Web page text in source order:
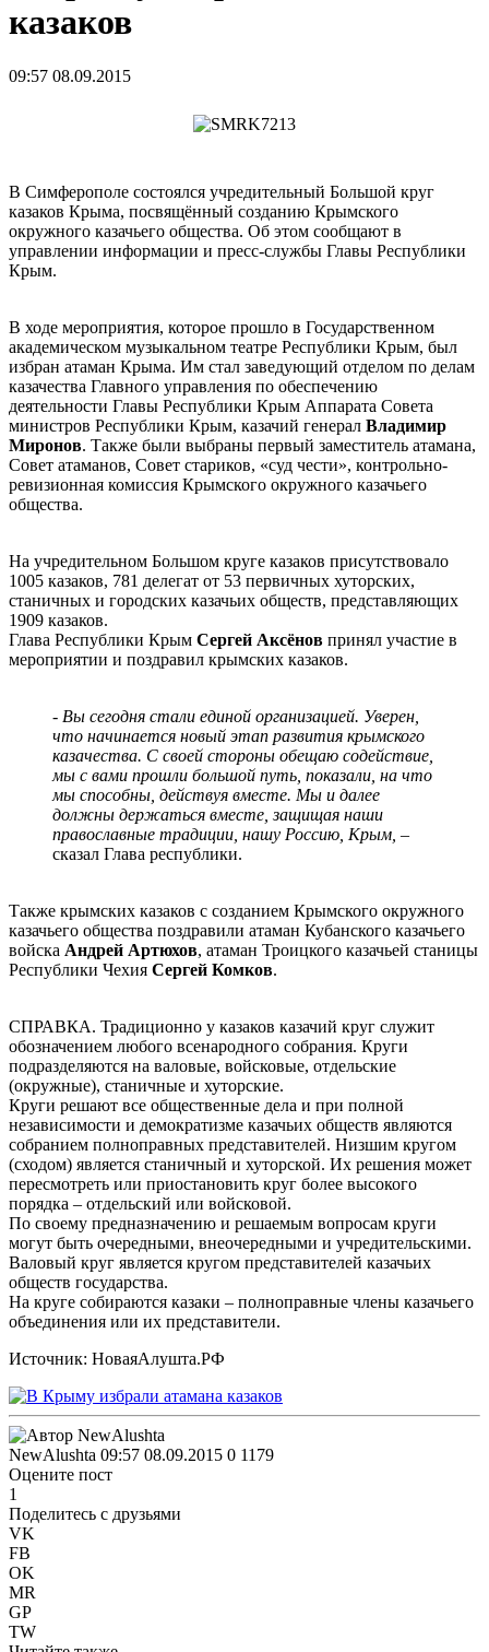
казаков
09:57 08.09.2015
В Симферополе состоялся учредительный Большой круг
казаков Крыма, посвящённый созданию Крымского
окружного казачьего общества. Об этом сообщают в
управлении информации и пресс-службы Главы Республики
Крым.
В ходе мероприятия, которое прошло в Государственном
академическом музыкальном театре Республики Крым, был
избран атаман Крыма. Им стал заведующий отделом по делам
казачества Главного управления по обеспечению
деятельности Главы Республики Крым Аппарата Совета
министров Республики Крым, казачий генерал Владимир
Миронов. Также были выбраны первый заместитель атамана,
Совет атаманов, Совет стариков, «суд чести», контрольно-
ревизионная комиссия Крымского окружного казачьего
общества.
На учредительном Большом круге казаков присутствовало
1005 казаков, 781 делегат от 53 первичных хуторских,
станичных и городских казачьих обществ, представляющих
1909 казаков.
Глава Республики Крым Сергей Аксёнов принял участие в
мероприятии и поздравил крымских казаков.
- Вы сегодня стали единой организацией. Уверен,
что начинается новый этап развития крымского
казачества. С своей стороны обещаю содействие,
мы с вами прошли большой путь, показали, на что
мы способны, действуя вместе. Мы и далее
должны держаться вместе, защищая наши
православные традиции, нашу Россию, Крым, –
сказал Глава республики.
Также крымских казаков с созданием Крымского окружного
казачьего общества поздравили атаман Кубанского казачьего
войска Андрей Артюхов, атаман Троицкого казачьей станицы
Республики Чехия Сергей Комков.
СПРАВКА. Традиционно у казаков казачий круг служит
обозначением любого всенародного собрания. Круги
подразделяются на валовые, войсковые, отдельские
(окружные), станичные и хуторские.
Круги решают все общественные дела и при полной
независимости и демократизме казачьих обществ являются
собранием полноправных представителей. Низшим кругом
(сходом) является станичный и хуторской. Их решения может
пересмотреть или приостановить круг более высокого
порядка – отдельский или войсковой.
По своему предназначению и решаемым вопросам круги
могут быть очередными, внеочередными и учредительскими.
Валовый круг является кругом представителей казачьих
обществ государства.
На круге собираются казаки – полноправные члены казачьего
объединения или их представители.
Источник: НоваяАлушта.РФ
NewAlushta 09:57 08.09.2015 0 1179
Оцените пост
1
Поделитесь с друзьями
VK
FB
OK
MR
GP
TW